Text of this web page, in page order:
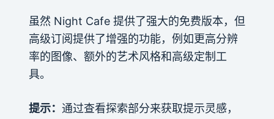
虽然 Night Cafe 提供了强大的免费版本，但
高级订阅提供了增强的功能，例如更高分辨
率的图像、额外的艺术风格和高级定制工
具。
提示： 通过查看探索部分来获取提示灵感，